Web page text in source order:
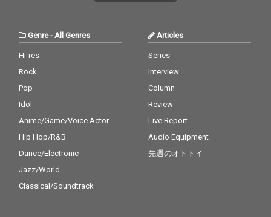
Genre- All Genres
Hi-res
Rock
Pop
Idol
Anime/Game/Voice Actor
Hip Hop/R&B
Dance/Electronic
Jazz/World
Classical/Soundtrack
Articles
Series
Interview
Column
Review
Live Report
Audio Equipment
先週のオトトイ